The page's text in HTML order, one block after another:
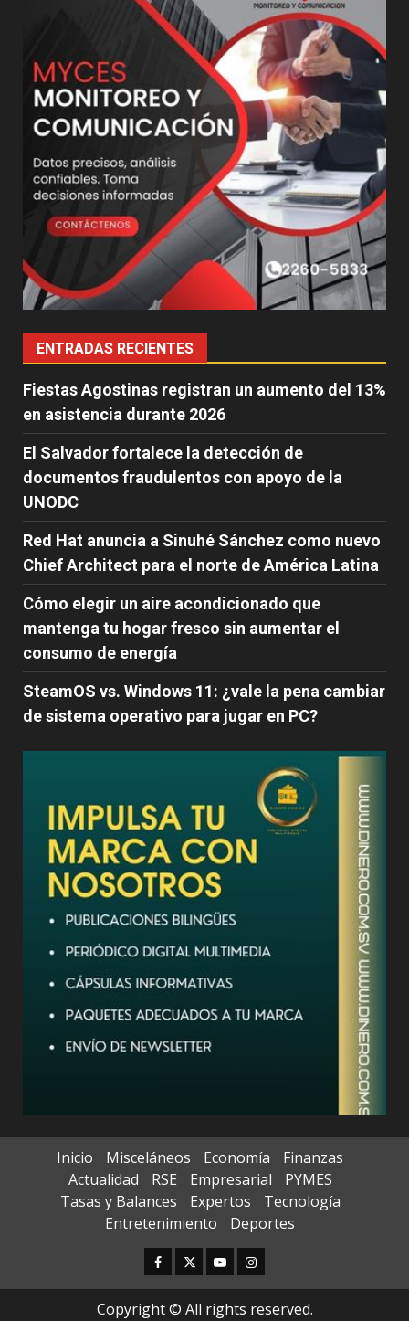
ENTRADAS RECIENTES
Fiestas Agostinas registran un aumento del 13%
en asistencia durante 2026
El Salvador fortalece la detección de
documentos fraudulentos con apoyo de la
UNODC
Red Hat anuncia a Sinuhé Sánchez como nuevo
Chief Architect para el norte de América Latina
Cómo elegir un aire acondicionado que
mantenga tu hogar fresco sin aumentar el
consumo de energía
SteamOS vs. Windows 11: ¿vale la pena cambiar
de sistema operativo para jugar en PC?
Inicio Misceláneos Economía
Finanzas
Actualidad
RSE Empresarial
PYMES
Tasas y Balances
Expertos
Tecnología
Entretenimiento
Deportes
Facebook
TwitterYoutubeInstagram
Copyright © All rights reserved.